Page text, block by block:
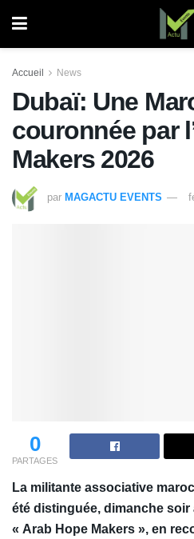
Accueil News
Dubaï: Une
couronnée par
Makers 2026
par MAGACTU EVENTS
0
PARTAGES
La militante associative
été distinguée, dimanche soir
« Arab Hope Makers », en